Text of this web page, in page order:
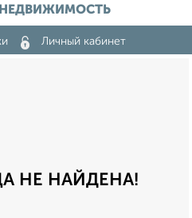
Личный кабинет
НЕ НАЙДЕНА!